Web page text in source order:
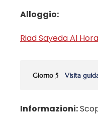
Alloggio:
Riad Sayeda Al Hora
Giorno 5 Visita
Informazioni: